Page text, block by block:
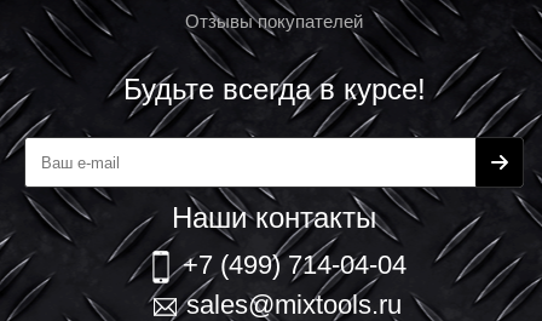
Отзывы покупателей
Будьте всегда в курсе!
Наши контакты
+7 (499) 714-04-04
sales@mixtools.ru